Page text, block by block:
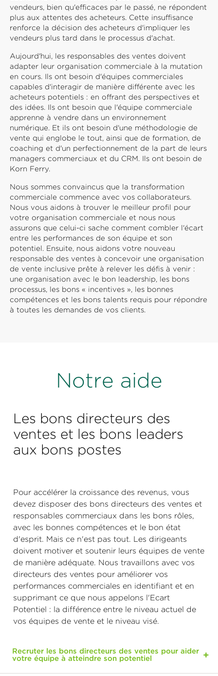
vendeurs, bien qu'efficaces par le passé, ne répondent
plus aux attentes des acheteurs. Cette insuffisance
renforce la décision des acheteurs d'impliquer les
vendeurs plus tard dans le processus d'achat.
Aujourd'hui, les responsables des ventes doivent
adapter leur organisation commerciale à la mutation
en cours. Ils ont besoin d'équipes commerciales
capables d'interagir de manière différente avec les
acheteurs potentiels : en offrant des perspectives et
des idées. Ils ont besoin que l'équipe commerciale
apprenne à vendre dans un environnement
numérique. Et ils ont besoin d'une méthodologie de
vente qui englobe le tout, ainsi que de formation, de
coaching et d'un perfectionnement de la part de leurs
managers commerciaux et du CRM. Ils ont besoin de
Korn Ferry.
Nous sommes convaincus que la transformation
commerciale commence avec vos collaborateurs.
Nous vous aidons à trouver le meilleur profil pour
votre organisation commerciale et nous nous
assurons que celui-ci sache comment combler l'écart
entre les performances de son équipe et son
potentiel. Ensuite, nous aidons votre nouveau
responsable des ventes à concevoir une organisation
de vente inclusive prête à relever les défis à venir :
une organisation avec le bon leadership, les bons
processus, les bons « incentives », les bonnes
compétences et les bons talents requis pour répondre
à toutes les demandes de vos clients.
Notre aide
Les bons directeurs des
ventes et les bons leaders
aux bons postes
Pour accélérer la croissance des revenus, vous
devez disposer des bons directeurs des ventes et
responsables commerciaux dans les bons rôles,
avec les bonnes compétences et le bon état
d'esprit. Mais ce n'est pas tout. Les dirigeants
doivent motiver et soutenir leurs équipes de vente
de manière adéquate. Nous travaillons avec vos
directeurs des ventes pour améliorer vos
performances commerciales en identifiant et en
supprimant ce que nous appelons l'Ecart
Potentiel : la différence entre le niveau actuel de
vos équipes de vente et le niveau visé.
Recruter les bons directeurs des ventes pour aider
votre équipe à atteindre son potentiel